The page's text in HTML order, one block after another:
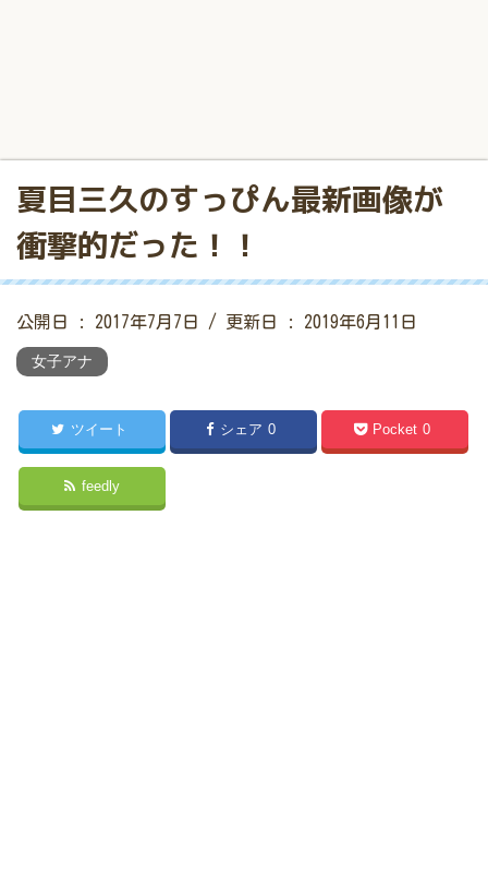
夏目三久のすっぴん最新画像が
衝撃的だった！！
公開日 : 2017年7月7日 / 更新日 : 2019年6月11日
女子アナ
ツイート シェア 0 Pocket 0
feedly